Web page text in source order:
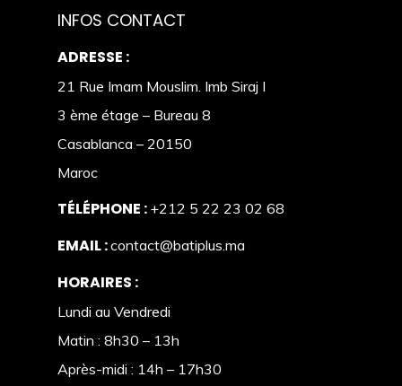
INFOS CONTACT
ADRESSE :
21 Rue Imam Mouslim. Imb Siraj I
3 ème étage – Bureau 8
Casablanca – 20150
Maroc
TÉLÉPHONE : +212 5 22 23 02 68
EMAIL :contact@batiplus.ma
HORAIRES :
Lundi au Vendredi
Matin : 8h30 – 13h
Après-midi : 14h – 17h30